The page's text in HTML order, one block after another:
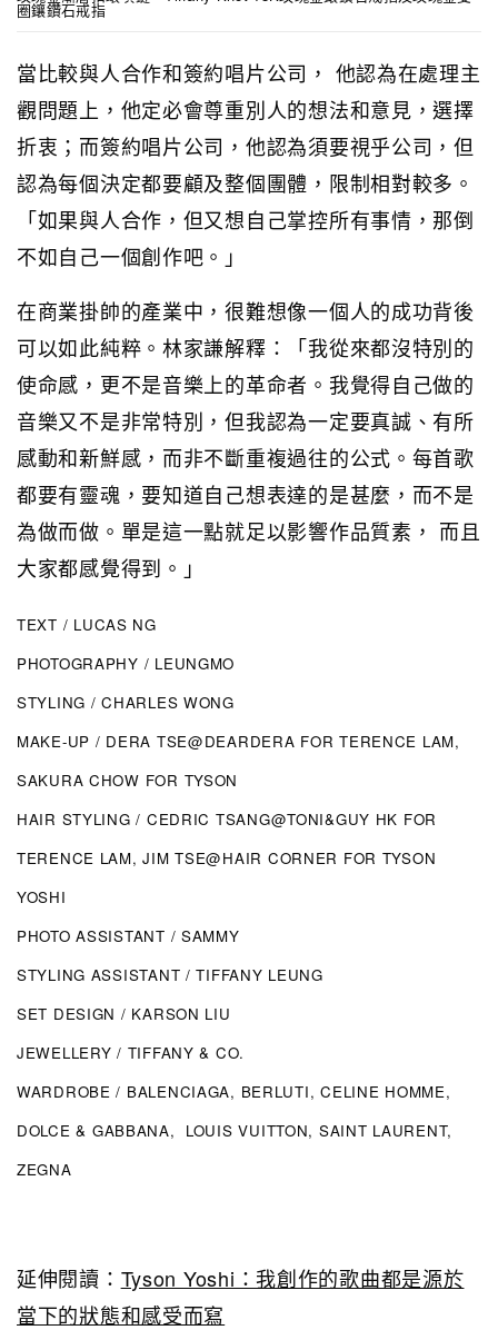
圈鑲鑽石戒指
當比較與人合作和簽約唱片公司， 他認為在處理主
觀問題上，他定必會尊重別人的想法和意見，選擇
折衷；而簽約唱片公司，他認為須要視乎公司，但
認為每個決定都要顧及整個團體，限制相對較多。
「如果與人合作，但又想自己掌控所有事情，那倒
不如自己一個創作吧。」
在商業掛帥的產業中，很難想像一個人的成功背後
可以如此純粹。林家謙解釋：「我從來都沒特別的
使命感，更不是音樂上的革命者。我覺得自己做的
音樂又不是非常特別，但我認為一定要真誠、有所
感動和新鮮感，而非不斷重複過往的公式。每首歌
都要有靈魂，要知道自己想表達的是甚麼，而不是
為做而做。單是這一點就足以影響作品質素， 而且
大家都感覺得到。」
TEXT / LUCAS NG
PHOTOGRAPHY / LEUNGMO
STYLING / CHARLES WONG
MAKE-UP / DERA TSE@DEARDERA FOR TERENCE LAM,
SAKURA CHOW FOR TYSON
HAIR STYLING / CEDRIC TSANG@TONI&GUY HK FOR
TERENCE LAM, JIM TSE@HAIR CORNER FOR TYSON
YOSHI
PHOTO ASSISTANT / SAMMY
STYLING ASSISTANT / TIFFANY LEUNG
SET DESIGN / KARSON LIU
JEWELLERY / TIFFANY & CO.
WARDROBE / BALENCIAGA, BERLUTI, CELINE HOMME,
DOLCE & GABBANA, LOUIS VUITTON, SAINT LAURENT,
ZEGNA
延伸閱讀： Tyson Yoshi：我創作的歌曲都是源於
當下的狀態和感受而寫